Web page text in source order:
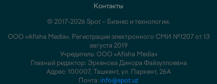
Контакты
© 2017-2026 Spot – Бизнес и технологии.
ООО «Afisha Media». Регистрации электронного СМИ №1207 от 13
августа 2019
Учредитель: ООО «Afisha Media»
Главный редактор: Эркенова Динора Файзуллоевна
Адрес: 100007, Ташкент, ул. Паркент, 26А
Почта: info@spot.uz